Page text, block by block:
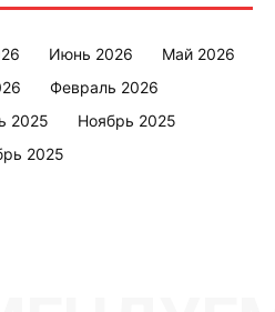
Июнь 2026
Май 2026
Февраль 2026
2025
Ноябрь 2025
2025